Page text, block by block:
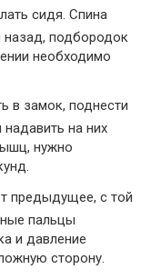
сидя. Спина
назад, подбородок
необходимо
в замок, поднести
на них
нужно
предыдущее, с той
пальцы
и давление
сторону.